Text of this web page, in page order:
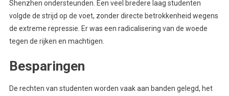
Shenzhen ondersteunden. Een veel bredere laag studenten
volgde de strijd op de voet, zonder directe betrokkenheid wegens
de extreme repressie. Er was een radicalisering van de woede
tegen de rijken en machtigen.
Besparingen
De rechten van studenten worden vaak aan banden gelegd, het